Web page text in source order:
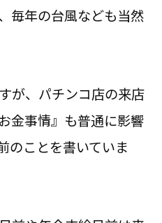
毎年の台風なども当然
が、パチンコ店の来店
金事情』も普通に影響
のことを書いていま